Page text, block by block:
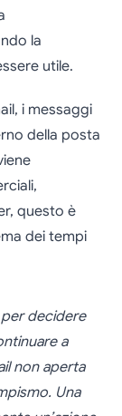
la
utile.
i messaggi
della posta
questo è
dei tempi
decidere
a
non aperta
Una